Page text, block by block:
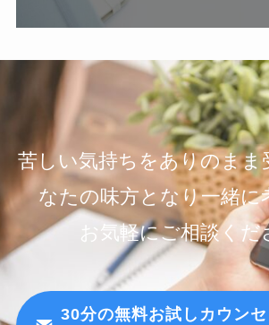
苦しい気持ちをありのまま
なたの味方となり一緒に
お気軽にご相談くだ
30分の無料お試しカウン